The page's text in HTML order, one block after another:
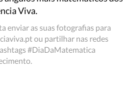
Viva.
enviar as suas fotografias para
ou partilhar nas redes
#DiaDaMatematica